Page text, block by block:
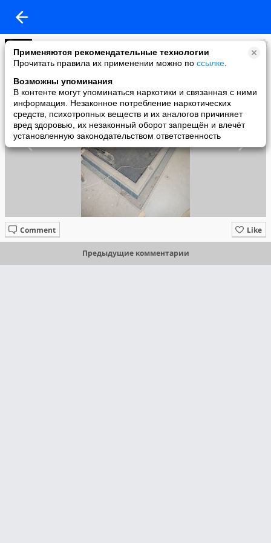
Применяются рекомендательные технологии
Прочитать правила их применении можно по ссылке
Возможны упоминания
В контенте могут упоминаться наркотики и связанная с ними
информация. Незаконное потребление наркотических
средств, психотропных веществ и их аналогов причиняет
вред здоровью, их незаконный оборот запрещён и влечёт
установленную законодательством ответственность
Артем Харковчук
added a photo
12 Apr в 14:30
Like
Comment
Предыдущие комментарии